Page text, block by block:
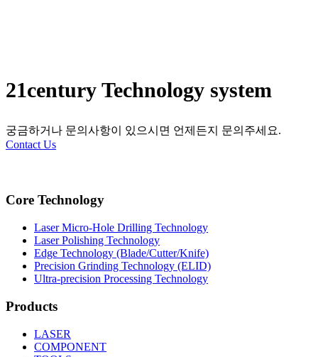
21century Technology system
궁금하거나 문의사항이 있으시면 언제든지 문의주세요.
Contact Us
Core Technology
Laser Micro-Hole Drilling Technology
Laser Polishing Technology
Edge Technology (Blade/Cutter/Knife)
Precision Grinding Technology (ELID)
Ultra-precision Processing Technology
Products
LASER
COMPONENT